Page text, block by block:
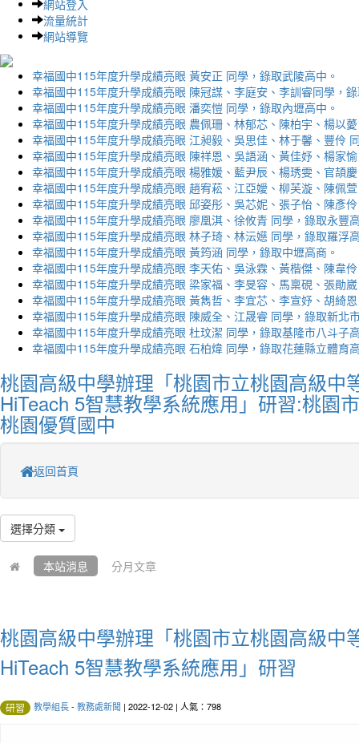
網站登入
流量統計
網站導覽
幸福國中115年度升學成績亮眼 黃安正 同學，錄取武陵高中。
幸福國中115年度升學成績亮眼 陳冠謀、李庭安、李訓睿同學，
幸福國中115年度升學成績亮眼 潘奕愷 同學，錄取內壢高中。
幸福國中115年度升學成績亮眼 農佩珊、林郁芯、陳柏宇、楊以
幸福國中115年度升學成績亮眼 江昶毅、吳思佳、林于馨、豐伶
幸福國中115年度升學成績亮眼 陳祥恩、吳語涵、黃佳妤、楊家
幸福國中115年度升學成績亮眼 楊雅媛、藍尹辰、楊琇雯、官頡
幸福國中115年度升學成績亮眼 趙宥菘、江亞嬡、柳芙漩、陳佩
幸福國中115年度升學成績亮眼 邱姿彤、吳芯妮、張子怡、陳彥
幸福國中115年度升學成績亮眼 廖凰淇、徐攸青 同學，錄取永豐
幸福國中115年度升學成績亮眼 林子琦、林沄嬨 同學，錄取羅浮
幸福國中115年度升學成績亮眼 黃筠涵 同學，錄取中壢高商。
幸福國中115年度升學成績亮眼 李天佑、吳泳霖、黃楷傑、陳韋
幸福國中115年度升學成績亮眼 梁家福、李旻容、馬稟硯、張勛
幸福國中115年度升學成績亮眼 黃雋哲、李宜芯、李宣妤、胡綺
幸福國中115年度升學成績亮眼 陳威全、江晟睿 同學，錄取新北
幸福國中115年度升學成績亮眼 杜玟潔 同學，錄取基隆市八斗子
幸福國中115年度升學成績亮眼 石柏煒 同學，錄取花蓮縣立體育
桃園高級中學辦理「桃園市立桃園高級中
HiTeach 5智慧教學系統應用」研習:桃園
桃園優質國中
返回首頁
選擇分類
本站消息 分月文章
桃園高級中學辦理「桃園市立桃園高級中
HiTeach 5智慧教學系統應用」研習
研習 教學組長- 教務處新聞 | 2022-12-02 | 人氣：798